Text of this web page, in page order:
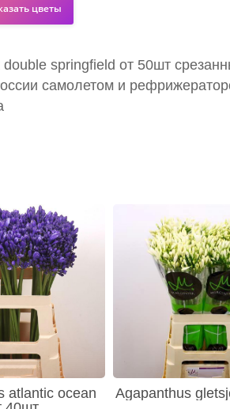
цветы
double springfield от 50шт
самолетом и
atlantic ocean
Agapanthus